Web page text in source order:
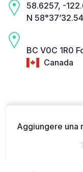
58.6257, -
N
BC V0C 1R0
Canada
Aggiungere una